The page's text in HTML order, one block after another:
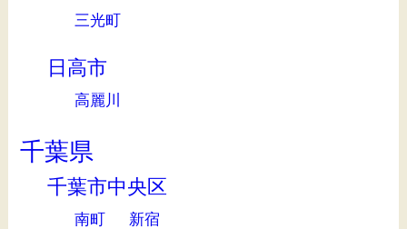
三光町
日高市
高麗川
千葉県
千葉市中央区
南町 新宿